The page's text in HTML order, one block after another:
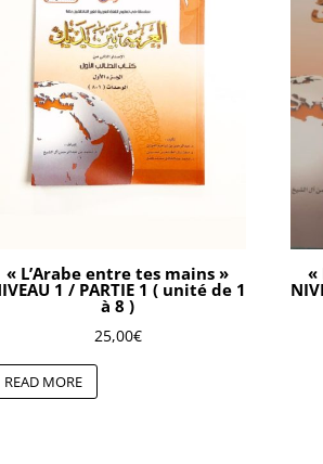
« L’Arabe entre tes mains »
1 / PARTIE 1 ( unité de 1
à 8 )
25,00€
READ MORE
«